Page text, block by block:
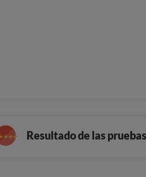
Resultado de las pruebas